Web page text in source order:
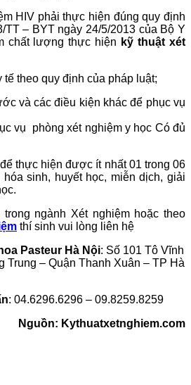
HIV phải thực hiện đúng quy định
TT – BYT ngày 24/5/2013 của Bộ Y
chất lượng thực hiện kỹ thuật xét
tế theo quy định của pháp luật;
và các điều kiện khác để phục vụ
vụ phòng xét nghiệm y học Có đủ
thực hiện được ít nhất 01 trong 06
sinh, huyết học, miễn dịch, giải
ngành Xét nghiệm hoặc theo
thí sinh vui lòng liên hệ
Pasteur Hà Nội: Số 101 Tô Vĩnh
– Quận Thanh Xuân – TP Hà
: 04.6296.6296 – 09.8259.8259
Nguồn: Kythuatxetnghiem.com